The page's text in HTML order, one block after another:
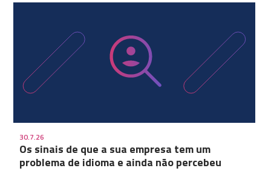
30.7.26
Os sinais de que a sua empresa tem um
problema de idioma e ainda não percebeu